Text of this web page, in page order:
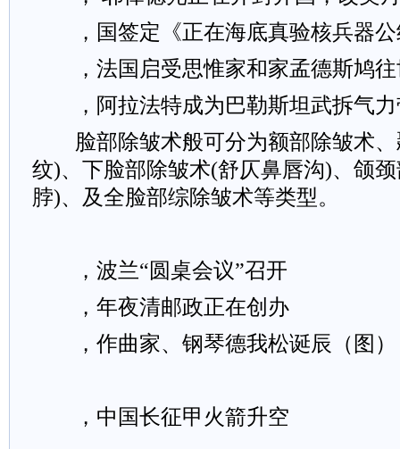
，国签定《正在海底真验核兵器公
，法国启受思惟家和家孟德斯鸠往
，阿拉法特成为巴勒斯坦武拆气力
脸部除皱术般可分为额部除皱术、
纹)、下脸部除皱术(舒仄鼻唇沟)、颌
脖)、及全脸部综除皱术等类型。
，波兰“圆桌会议”召开
，年夜清邮政正在创办
，作曲家、钢琴德我松诞辰（图）
，中国长征甲火箭升空